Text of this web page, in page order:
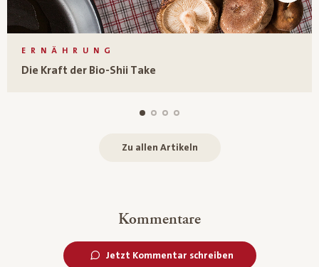
ERNÄHRUNG
Die Kraft der Bio-Shii Take
Zu allen Artikeln
Kommentare
Jetzt Kommentar schreiben